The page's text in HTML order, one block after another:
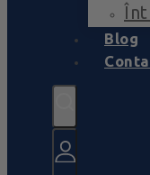
Blog